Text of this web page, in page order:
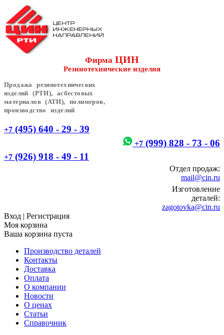
Фирма ЦИН
Резинотехнические изделия
Продажа резинотехнических
изделий (РТИ), асбестовых
материалов (АТИ), полимеров,
производство изделий
+7 (495) 640 - 29 - 39
+7 (999) 828 - 73 - 06
+7 (926) 918 - 49 - 11
Отдел продаж:
mail@cin.ru
Изготовление
деталей:
zagotovka@cin.ru
Вход | Регистрация
Моя корзина
Ваша корзина пуста
Производство деталей
Контакты
Доставка
Оплата
О компании
Новости
О ценах
Статьи
Справочник